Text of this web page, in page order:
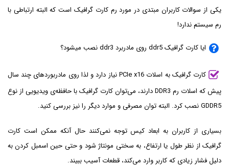
یکی از سوالات کاربران مبتدی در مورد رم کارت گرافیک است که البته ارتباطی با
رم سیستم ندارد!
ایا کارت گرافیک ddr5 روی مادربرد ddr3 نصب میشود؟
کارت گرافیک به اسلات PCIe x16 نیاز دارد و لذا روی مادربوردهای چند سال
پیش که اسلات رم DDR3 دارند، می‌توان کارت گرافیک با حافظه‌ی ویدیویی از نوع
GDDR5 نصب کرد. البته توان مصرفی و موارد دیگر را نیز بررسی کنید.
بسیاری از کاربران به ابعاد کیس توجه نمی‌کنند حال آنکه ممکن است کارت
گرافیک از نظر طول یا ارتفاع، به سختی مونتاژ شود و حتی حین اسمبل کردن به
دلیل فشار زیادی که کاربر وارد می‌کند، قطعات آسیب ببیند.